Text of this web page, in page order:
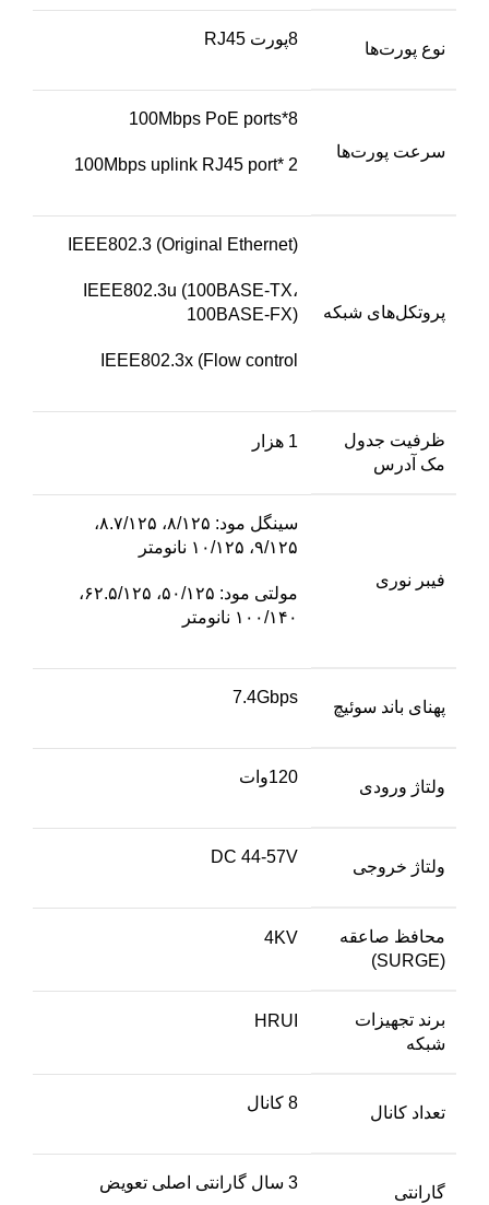
نوع پورت‌ها
8پورت RJ45
سرعت پورت‌ها
8*100Mbps PoE ports
2 *100Mbps uplink RJ45 port
پروتکل‌های شبکه
IEEE802.3 (Original Ethernet)
IEEE802.3u (100BASE-TX،
100BASE-FX)
IEEE802.3x (Flow control
ظرفیت جدول
مک آدرس
1 هزار
فیبر نوری
سینگل مود: ۸/۱۲۵، ۸.۷/۱۲۵،
۹/۱۲۵، ۱۰/۱۲۵ نانومتر
مولتی مود: ۵۰/۱۲۵، ۶۲.۵/۱۲۵،
۱۰۰/۱۴۰ نانومتر
پهنای باند سوئیچ
7.4Gbps
ولتاژ ورودی
120وات
ولتاژ خروجی
DC 44-57V
محافظ صاعقه
(SURGE)
4KV
برند تجهیزات
شبکه
HRUI
تعداد کانال
8 کانال
گارانتی
3 سال گارانتی اصلی تعویض